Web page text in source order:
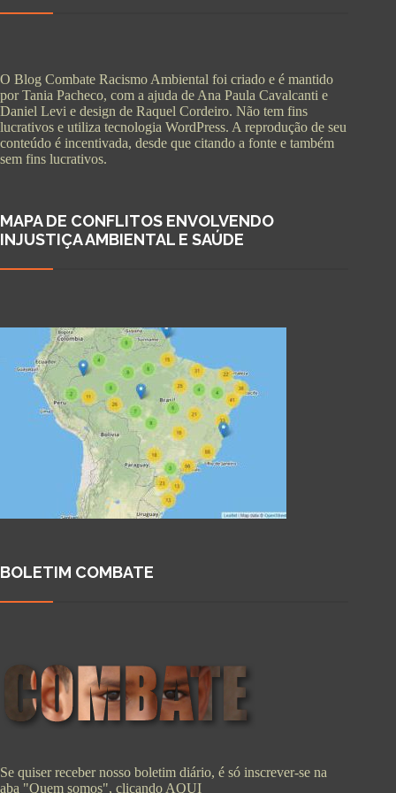
O Blog Combate Racismo Ambiental foi criado e é mantido
por Tania Pacheco, com a ajuda de Ana Paula Cavalcanti e
Daniel Levi e design de Raquel Cordeiro. Não tem fins
lucrativos e utiliza tecnologia WordPress. A reprodução de seu
conteúdo é incentivada, desde que citando a fonte e também
sem fins lucrativos.
MAPA DE CONFLITOS ENVOLVENDO
INJUSTIÇA AMBIENTAL E SAÚDE
BOLETIM COMBATE
Se quiser receber nosso boletim diário, é só inscrever-se na
aba "Quem somos", clicando AQUI